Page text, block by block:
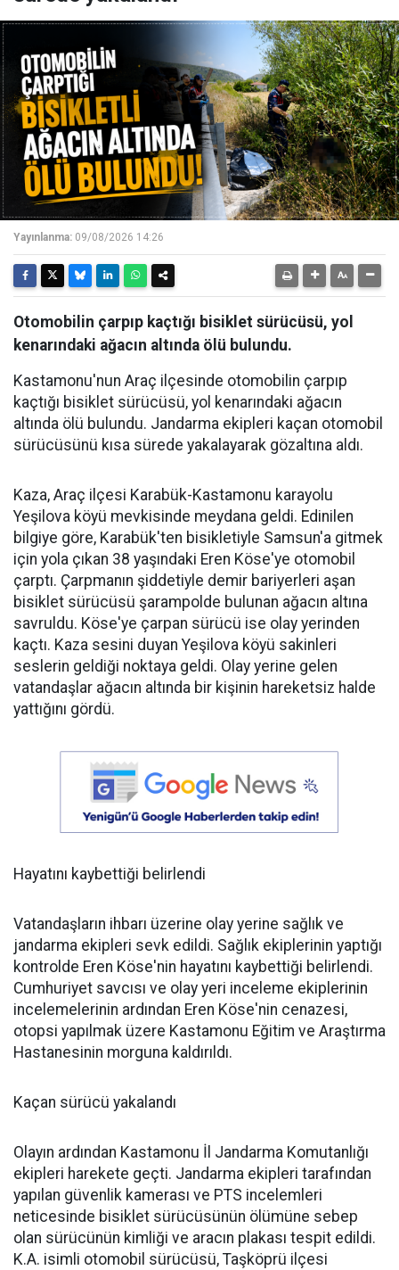
Yayınlanma: 09/08/2026 14:26
Otomobilin çarpıp kaçtığı bisiklet sürücüsü, yol
kenarındaki ağacın altında ölü bulundu.
Kastamonu'nun Araç ilçesinde otomobilin çarpıp
kaçtığı bisiklet sürücüsü, yol kenarındaki ağacın
altında ölü bulundu. Jandarma ekipleri kaçan otomobil
sürücüsünü kısa sürede yakalayarak gözaltına aldı.
Kaza, Araç ilçesi Karabük-Kastamonu karayolu
Yeşilova köyü mevkisinde meydana geldi. Edinilen
bilgiye göre, Karabük'ten bisikletiyle Samsun'a gitmek
için yola çıkan 38 yaşındaki Eren Köse'ye otomobil
çarptı. Çarpmanın şiddetiyle demir bariyerleri aşan
bisiklet sürücüsü şarampolde bulunan ağacın altına
savruldu. Köse'ye çarpan sürücü ise olay yerinden
kaçtı. Kaza sesini duyan Yeşilova köyü sakinleri
seslerin geldiği noktaya geldi. Olay yerine gelen
vatandaşlar ağacın altında bir kişinin hareketsiz halde
yattığını gördü.
Hayatını kaybettiği belirlendi
Vatandaşların ihbarı üzerine olay yerine sağlık ve
jandarma ekipleri sevk edildi. Sağlık ekiplerinin yaptığı
kontrolde Eren Köse'nin hayatını kaybettiği belirlendi.
Cumhuriyet savcısı ve olay yeri inceleme ekiplerinin
incelemelerinin ardından Eren Köse'nin cenazesi,
otopsi yapılmak üzere Kastamonu Eğitim ve Araştırma
Hastanesinin morguna kaldırıldı.
Kaçan sürücü yakalandı
Olayın ardından Kastamonu İl Jandarma Komutanlığı
ekipleri harekete geçti. Jandarma ekipleri tarafından
yapılan güvenlik kamerası ve PTS incelemleri
neticesinde bisiklet sürücüsünün ölümüne sebep
olan sürücünün kimliği ve aracın plakası tespit edildi.
K.A. isimli otomobil sürücüsü, Taşköprü ilçesi